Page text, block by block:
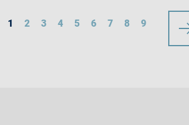
1 2 3 4 5 6 7 8 9